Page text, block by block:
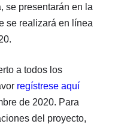
se presentarán en la
se realizará en línea
a todos los
regístrese aquí
de 2020. Para
del proyecto,